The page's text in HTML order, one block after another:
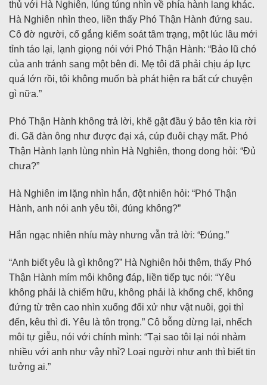
thủ với Hà Nghiên, lúng túng nhìn về phía hành lang khác.
Hà Nghiên nhìn theo, liền thấy Phó Thận Hành đứng sau.
Cô đờ người, cố gắng kiểm soát tâm trạng, một lúc lâu mới
tỉnh táo lại, lạnh giọng nói với Phó Thận Hành: “Bảo lũ chó
của anh tránh sang một bên đi. Mẹ tôi đã phải chịu áp lực
quá lớn rồi, tôi không muốn bà phát hiện ra bất cứ chuyện
gì nữa.”
Phó Thận Hành không trả lời, khẽ gật đầu ý bảo tên kia rời
đi. Gã đàn ông như được đại xá, cúp đuôi chạy mất. Phó
Thận Hành lạnh lùng nhìn Hà Nghiên, thong dong hỏi: “Đủ
chưa?”
Hà Nghiên im lặng nhìn hắn, đột nhiên hỏi: “Phó Thận
Hành, anh nói anh yêu tôi, đúng không?”
Hắn ngạc nhiên nhíu mày nhưng vẫn trả lời: “Đúng.”
“Anh biết yêu là gì không?” Hà Nghiên hỏi thêm, thấy Phó
Thận Hành mím môi không đáp, liền tiếp tục nói: “Yêu
không phải là chiếm hữu, không phải là khống chế, không
đứng từ trên cao nhìn xuống đối xử như vật nuôi, gọi thì
đến, kêu thì đi. Yêu là tôn trọng.” Cô bỗng dừng lại, nhếch
môi tự giễu, nói với chính mình: “Tại sao tôi lại nói nhảm
nhiều với anh như vậy nhỉ? Loại người như anh thì biết tin
tưởng ai.”